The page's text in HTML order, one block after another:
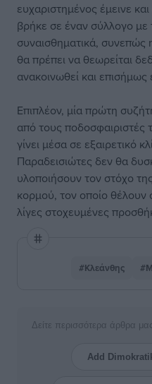
ευχαριστημένος έμεινε
βρήκε σε έναν σύλλογο με
συναισθηματικά,
θα πρέπει να θεωρείται
ανακοινωθεί και
Επιπλέον, μία πρώτη
από τους ποδοσφαιριστές
γίνει μέσα σε εξαιρετικό
Παραδεισιώτες δεν θα
υλοποιήσουν τον στόχο
κορμού, τον οποίο θέλουν
λίγες στοχευμένες
#Κλεάνθης
Δείτε περισσότερα άρθρα
Add